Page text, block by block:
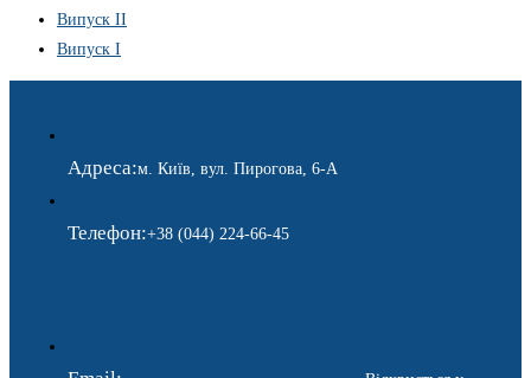
Випуск II
Випуск I
Адреса:м. Київ, вул. Пирогова, 6-А
Телефон:+38 (044) 224-66-45